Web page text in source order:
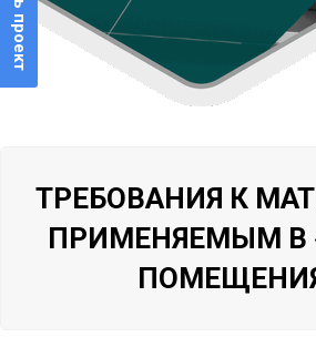
ТРЕБОВАНИЯ К
ПРИМЕНЯЕМЫМ В